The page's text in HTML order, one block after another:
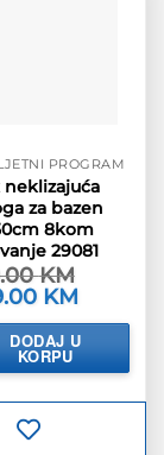
PROGRAM
neklizajuća
za bazen
8kom
29081
KM
KM.
KM
je:
39.00 KM.
DODAJ U
KORPU